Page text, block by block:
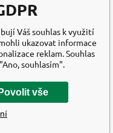
Váš souhlas k využití
ukazovat informace
reklam. Souhlas
souhlasím".
Povolit vše